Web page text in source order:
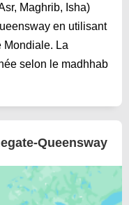
Maghrib, Isha)
en utilisant
Mondiale. La
selon le madhhab
Queensway